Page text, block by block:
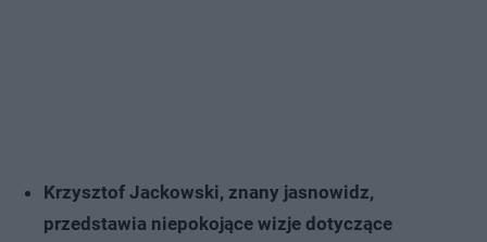
Krzysztof Jackowski, znany jasnowidz,
przedstawia niepokojące wizje dotyczące